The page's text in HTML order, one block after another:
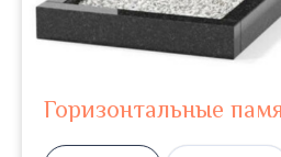
Горизонтальные